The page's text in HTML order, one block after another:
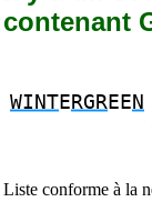
contenant
WINTE RGREE N
Liste conforme à la